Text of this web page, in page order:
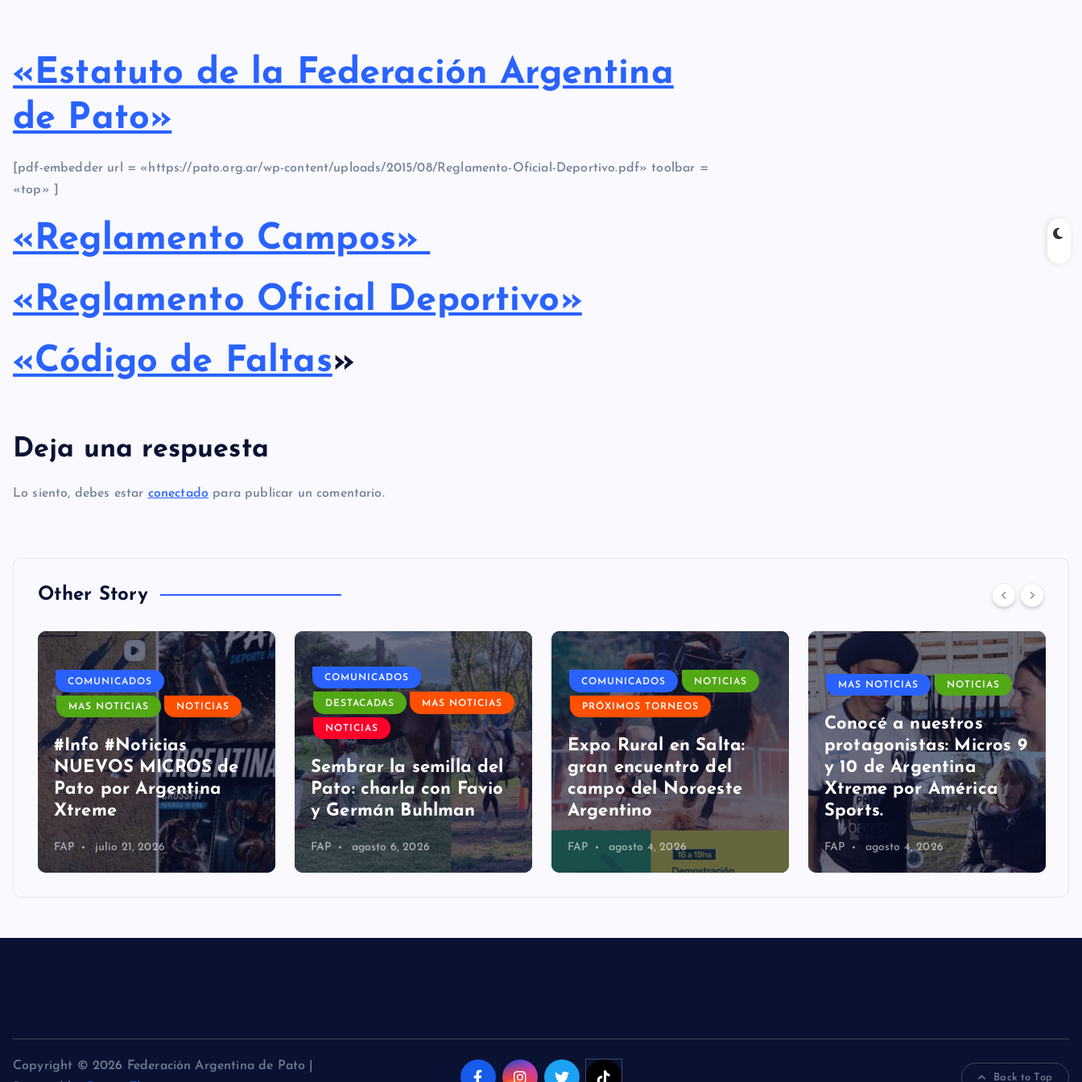
«Estatuto de la Federación Argentina
de Pato»
[pdf-embedder url = «https://pato.org.ar/wp-content/uploads/2015/08/Reglamento-Oficial-Deportivo.pdf» toolbar =
«top» ]
«Reglamento Campos»
«Reglamento Oficial Deportivo»
«Código de Faltas»
Deja una respuesta
Lo siento, debes estar conectado para publicar un comentario.
Other Story
COMUNICADOS
MAS NOTICIAS NOTICIAS
#Info #Noticias
NUEVOS MICROS de
Pato por Argentina
Xtreme
FAP julio 21, 2026
COMUNICADOS
DESTACADAS MAS NOTICIAS
NOTICIAS
Sembrar la semilla del
Pato: charla con Favio
y Germán Buhlman
FAP agosto 6, 2026
COMUNICADOS NOTICIAS
PRÓXIMOS TORNEOS
Expo Rural en Salta:
gran encuentro del
campo del Noroeste
Argentino
FAP agosto 4, 2026
MAS NOTICIAS NOTICIAS
Conocé a nuestros
protagonistas: Micros 9
y 10 de Argentina
Xtreme por América
Sports.
FAP agosto 4, 2026
Copyright © 2026 Federación Argentina de Pato |
Back to Top